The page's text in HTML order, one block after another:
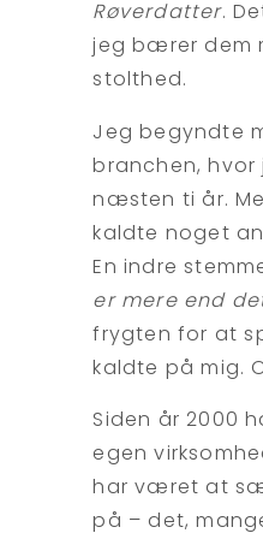
Røverdatter.
jeg bærer dem
stolthed.
Jeg begyndte
branchen,
næsten ti år.
kaldte noget
En indre
er mere end
frygten for at
kaldte på mig.
Siden år 2000
egen
har været at
på – det,